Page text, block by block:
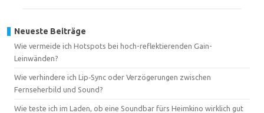
Neueste Beiträge
Wie vermeide ich Hotspots bei hoch-reflektierenden Gain-
Leinwänden?
Wie verhindere ich Lip‑Sync oder Verzögerungen zwischen
Fernseherbild und Sound?
Wie teste ich im Laden, ob eine Soundbar fürs Heimkino wirklich gut